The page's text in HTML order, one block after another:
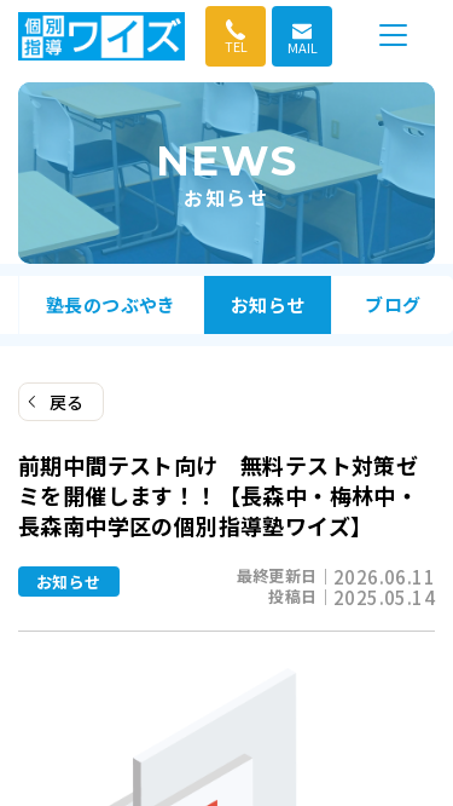
コ
ッ
TEL MAIL
NEWS
お知らせ
塾長のつぶやき お知らせ ブログ
戻る
前期中間テスト向け 無料テスト対策ゼ
ミを開催します！！【長森中・梅林中・
長森南中学区の個別指導塾ワイズ】
お知らせ
投稿日｜ 2025.05.14
最終更新日｜ 2026.06.11